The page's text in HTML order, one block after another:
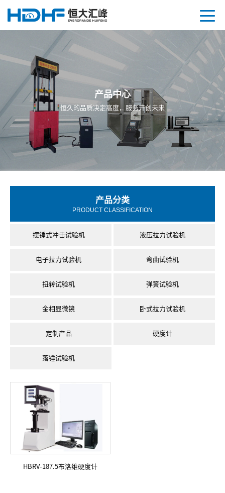
产品中心
恒久的品质决定高度，服务开创未来
产品分类
PRODUCT CLASSIFICATION
摆锤式冲击试验机 液压拉力试验机
电子拉力试验机 弯曲试验机
扭转试验机 弹簧试验机
金相显微镜 卧式拉力试验机
定制产品 硬度计
落锤试验机
HBRV-187.5布洛维硬度计